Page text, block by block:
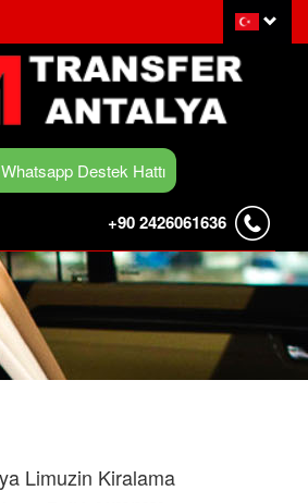
Whatsapp Destek Hattı
+90 2426061636
ANASAYFA
HABERLER
BELEK TRANSFER
ÜYE GİRİŞİ / KAYIT
Limuzin Kiralama